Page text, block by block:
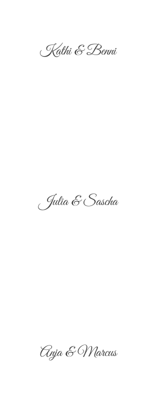
Kathi & Benni
Julia & Sascha
Anja & Marcus